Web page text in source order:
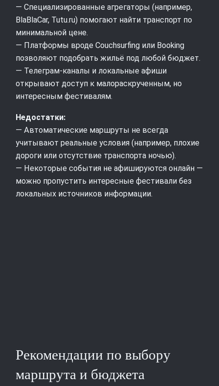
— Специализированные агрегаторы (например,
BlaBlaCar, Tutu.ru) помогают найти транспорт по
минимальной цене.
— Платформы вроде Couchsurfing или Booking
позволяют подобрать жильё под любой бюджет.
— Телеграм-каналы и локальные афиши
открывают доступ к малораскрученным, но
интересным фестивалям.
Недостатки:
— Автоматические маршруты не всегда
учитывают реальные условия (например, плохие
дороги или отсутствие транспорта ночью).
— Некоторые события не афишируются онлайн —
можно пропустить интересные фестивали без
локальных источников информации.
Рекомендации по выбору
маршрута и бюджета